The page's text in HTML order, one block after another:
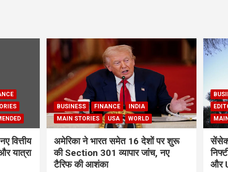
वित्तीय
यात्रा
BUSINESS FINANCE
INDIA
MAIN STORIES
USA WORLD
अमेरिका ने भारत समेत 16 देशों पर शुरू
की Section 301 व्यापार जांच, नए
टैरिफ की आशंका
और